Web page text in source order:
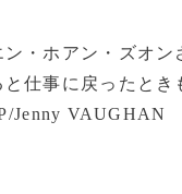
・ホアン・ズオン
と仕事に戻ったとき
Jenny VAUGHAN